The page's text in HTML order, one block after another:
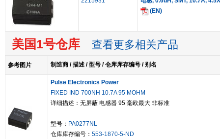
(EN)
美国1号仓库 查看更多相关产品
参考图片 制造商 / 描述 / 型号 / 仓库库存编号 / 别名
Pulse Electronics Power
FIXED IND 700NH 10.7A 95 MOHM
详细描述：无屏蔽 电感器 95 毫欧最大 非标准
型号： PA0277NL
仓库库存编号： 553-1870-5-ND